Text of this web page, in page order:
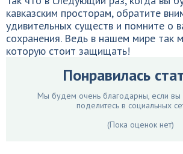
кавказским просторам, обратите
удивительных существ и помните о
сохранения. Ведь в нашем мире так
которую стоит защищать!
Понравилась
Мы будем очень благодарны, если вы
поделитесь в социальных
(Пока оценок нет)